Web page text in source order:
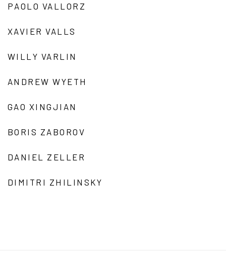
PAOLO VALLORZ
XAVIER VALLS
WILLY VARLIN
ANDREW WYETH
GAO XINGJIAN
BORIS ZABOROV
DANIEL ZELLER
DIMITRI ZHILINSKY